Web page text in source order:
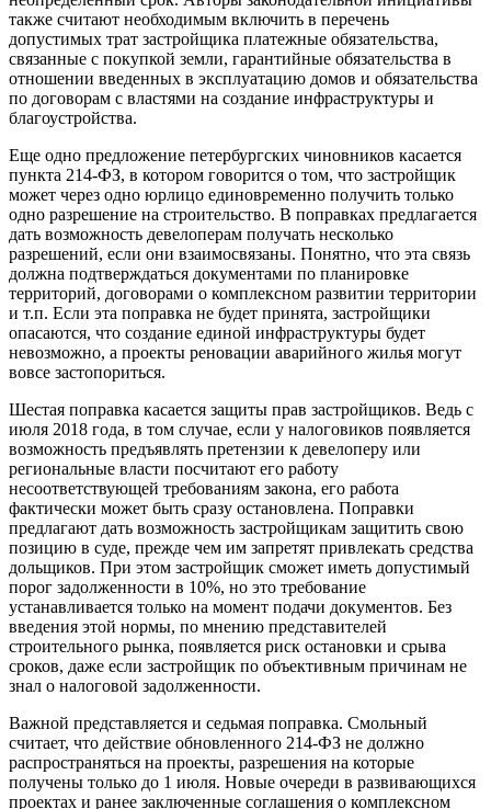
также считают необходимым включить в перечень
допустимых трат застройщика платежные обязательства,
связанные с покупкой земли, гарантийные обязательства в
отношении введенных в эксплуатацию домов и обязательства
по договорам с властями на создание инфраструктуры и
благоустройства.
Еще одно предложение петербургских чиновников касается
пункта 214-ФЗ, в котором говорится о том, что застройщик
может через одно юрлицо единовременно получить только
одно разрешение на строительство. В поправках предлагается
дать возможность девелоперам получать несколько
разрешений, если они взаимосвязаны. Понятно, что эта связь
должна подтверждаться документами по планировке
территорий, договорами о комплексном развитии территории
и т.п. Если эта поправка не будет принята, застройщики
опасаются, что создание единой инфраструктуры будет
невозможно, а проекты реновации аварийного жилья могут
вовсе застопориться.
Шестая поправка касается защиты прав застройщиков. Ведь с
июля 2018 года, в том случае, если у налоговиков появляется
возможность предъявлять претензии к девелоперу или
региональные власти посчитают его работу
несоответствующей требованиям закона, его работа
фактически может быть сразу остановлена. Поправки
предлагают дать возможность застройщикам защитить свою
позицию в суде, прежде чем им запретят привлекать средства
дольщиков. При этом застройщик сможет иметь допустимый
порог задолженности в 10%, но это требование
устанавливается только на момент подачи документов. Без
введения этой нормы, по мнению представителей
строительного рынка, появляется риск остановки и срыва
сроков, даже если застройщик по объективным причинам не
знал о налоговой задолженности.
Важной представляется и седьмая поправка. Смольный
считает, что действие обновленного 214-ФЗ не должно
распространяться на проекты, разрешения на которые
получены только до 1 июля. Новые очереди в развивающихся
проектах и ранее заключенные соглашения о комплексном